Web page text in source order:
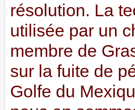
résolution. La
utilisée par un
membre de
sur la fuite de
Golfe du